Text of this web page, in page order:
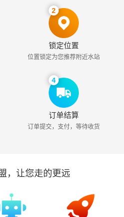
2
锁定位置
位置锁定为您推荐附近水站
4
订单结算
订单提交，支付，等待收货
，让您走的更远